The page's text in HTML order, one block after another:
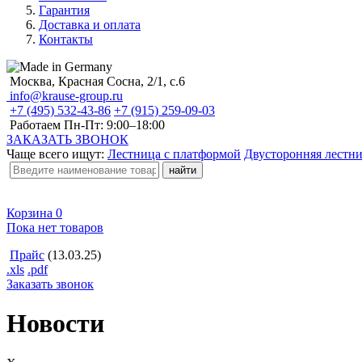
Гарантия
Доставка и оплата
Контакты
Москва, Красная Сосна, 2/1, с.6
info@krause-group.ru
+7 (495) 532-43-86 +7 (915) 259-09-03
Работаем Пн-Пт: 9:00–18:00
ЗАКАЗАТЬ ЗВОНОК
Чаще всего ищут: Лестница с платформой Двусторонняя
Корзина 0
Пока нет товаров
Прайс (13.03.25)
.xls .pdf
Заказать звонок
Новости